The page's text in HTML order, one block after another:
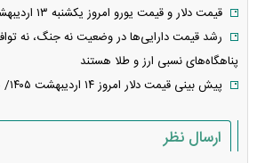
قیمت دلار و قیمت یورو امروز یکشنبه ۱۳ اردیبهشت ۱۴۰۵ + جدول
رشد قیمت‌ دارایی‌ها در وضعیت نه جنگ، نه
پناهگاه‌های نسبی ارز و طلا هستند
پیش بینی قیمت دلار امروز ۱۴ اردیبهشت ۱۴۰۵/ هیجان خرید در بازار دلار
ارسال نظر